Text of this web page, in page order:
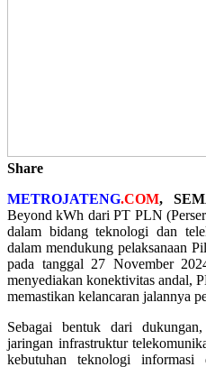
Share
METROJATENG.COM,
Beyond kWh dari PT PLN
dalam bidang teknologi dan
dalam mendukung pelaksanaan
pada tanggal 27 November
menyediakan konektivitas andal,
memastikan kelancaran jalannya
Sebagai bentuk dari
jaringan infrastruktur
kebutuhan teknologi